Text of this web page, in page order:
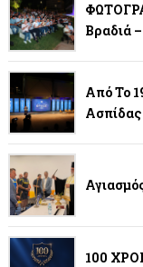
Βραδιά
Από Το
100